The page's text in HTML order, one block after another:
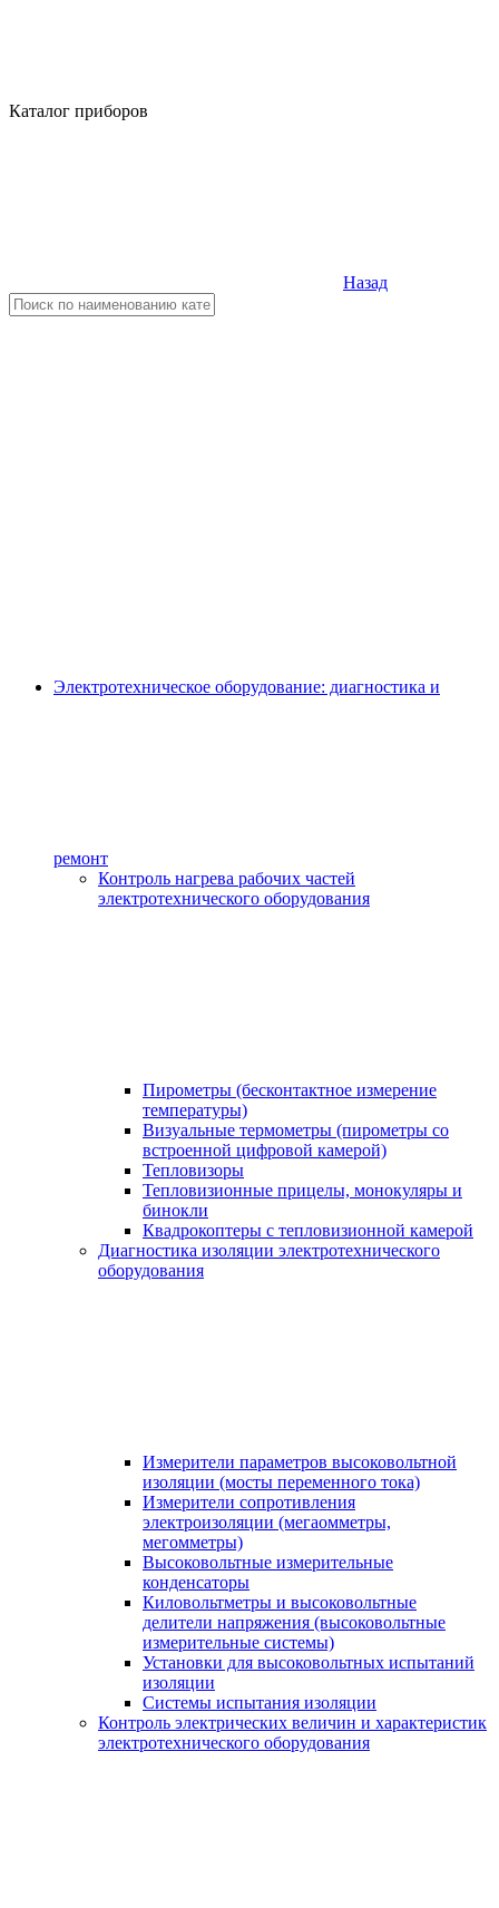
Каталог приборов
Назад
Электротехническое оборудование: диагностика и
ремонт
Контроль нагрева рабочих частей
электротехнического оборудования
Пирометры (бесконтактное измерение
температуры)
Визуальные термометры (пирометры со
встроенной цифровой камерой)
Тепловизоры
Тепловизионные прицелы, монокуляры и
бинокли
Квадрокоптеры с тепловизионной камерой
Диагностика изоляции электротехнического
оборудования
Измерители параметров высоковольтной
изоляции (мосты переменного тока)
Измерители сопротивления
электроизоляции (мегаомметры,
мегомметры)
Высоковольтные измерительные
конденсаторы
Киловольтметры и высоковольтные
делители напряжения (высоковольтные
измерительные системы)
Установки для высоковольтных испытаний
изоляции
Системы испытания изоляции
Контроль электрических величин и характеристик
электротехнического оборудования